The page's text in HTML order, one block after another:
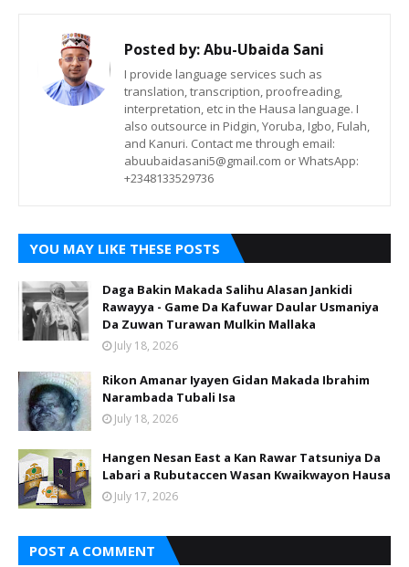
Posted by:Abu-Ubaida Sani
I provide language services such as
translation, transcription, proofreading,
interpretation, etc in the Hausa language. I
also outsource in Pidgin, Yoruba, Igbo, Fulah,
and Kanuri. Contact me through email:
abuubaidasani5@gmail.com or WhatsApp:
+2348133529736
YOU MAY LIKE THESE POSTS
Daga Bakin Makada Salihu Alasan Jankidi
Rawayya - Game Da Kafuwar Daular Usmaniya
Da Zuwan Turawan Mulkin Mallaka
July 18, 2026
Rikon Amanar Iyayen Gidan Makada Ibrahim
Narambada Tubali Isa
July 18, 2026
Hangen Nesan East a Kan Rawar Tatsuniya Da
Labari a Rubutaccen Wasan Kwaikwayon Hausa
July 17, 2026
POST A COMMENT